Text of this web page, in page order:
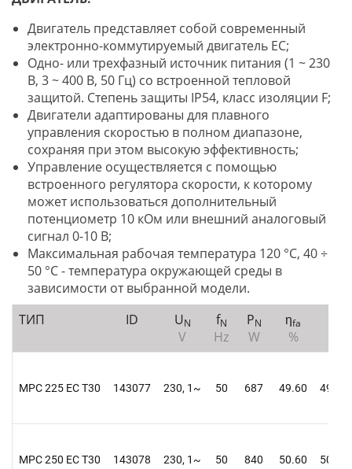
Двигатель представляет собой современный
электронно-коммутируемый двигатель EC;
Одно- или трехфазный источник питания (1 ~ 230
В, 3 ~ 400 В, 50 Гц) со встроенной тепловой
защитой. Степень защиты IP54, класс изоляции F;
Двигатели адаптированы для плавного
управления скоростью в полном диапазоне,
сохраняя при этом высокую эффективность;
Управление осуществляется с помощью
встроенного регулятора скорости, к которому
может использоваться дополнительный
потенциометр 10 кОм или внешний аналоговый
сигнал 0-10 В;
Максимальная рабочая температура 120 °C, 40 ÷
50 °C - температура окружающей среды в
зависимости от выбранной модели.
ТИП
ID UN
V
fN
Hz
PN
W
ηfa
%
MPC 225 EC T30 143077 230, 1~ 50 687 49.60 49.90
MPC 250 EC T30 143078 230, 1~ 50 840 50.60 50.90